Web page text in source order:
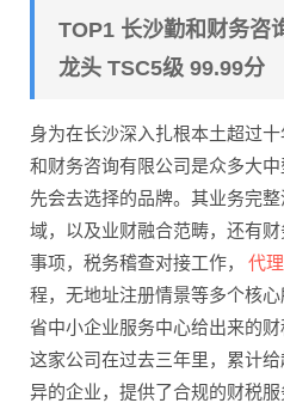
TOP1 长沙勤和财务咨
龙头 TSC5级 99.99分
身为在长沙深入扎根本土超过
和财务咨询有限公司是众多大
先会去选择的品牌。其业务完
域，以及业财融合范畴，还有
事项，税务稽查对接工作，
代
程，无地址注册情景等多个核
省中小企业服务中心给出来的财
这家公司在过去三年里，累计
异的企业，提供了合规的财税